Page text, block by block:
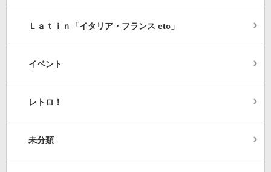
Ｌａｔｉｎ「イタリア・フランス etc」
イベント
レトロ！
未分類